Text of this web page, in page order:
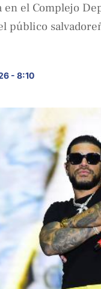
el Complejo
público
- 8:10